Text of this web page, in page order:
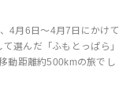
4月6日～4月7日にかけて
選んだ「ふもとっぱら」
動距離約500kmの旅でし